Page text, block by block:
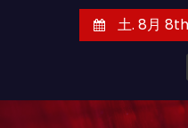
土. 8月